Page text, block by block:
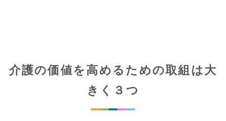
介護の価値を高めるための取組は大
きく３つ